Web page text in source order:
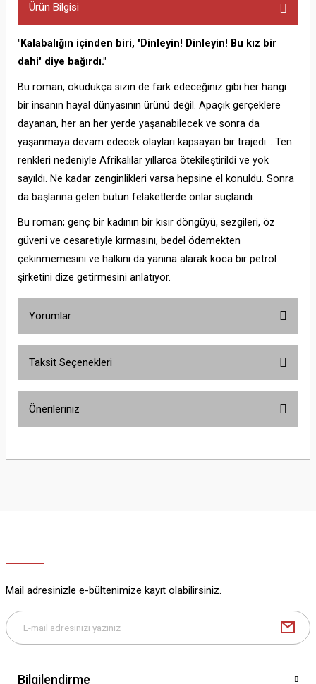
Ürün Bilgisi
"Kalabalığın içinden biri, 'Dinleyin! Dinleyin! Bu kız bir
dahi' diye bağırdı."
Bu roman, okudukça sizin de fark edeceğiniz gibi her hangi
bir insanın hayal dünyasının ürünü değil. Apaçık gerçeklere
dayanan, her an her yerde yaşanabilecek ve sonra da
yaşanmaya devam edecek olayları kapsayan bir trajedi... Ten
renkleri nedeniyle Afrikalılar yıllarca ötekileştirildi ve yok
sayıldı. Ne kadar zenginlikleri varsa hepsine el konuldu. Sonra
da başlarına gelen bütün felaketlerde onlar suçlandı.
Bu roman; genç bir kadının bir kısır döngüyü, sezgileri, öz
güveni ve cesaretiyle kırmasını, bedel ödemekten
çekinmemesini ve halkını da yanına alarak koca bir petrol
şirketini dize getirmesini anlatıyor.
Yorumlar
Taksit Seçenekleri
Önerileriniz
yetersiz gördüğünüz noktaları öneri formunu kullanarak tarafımıza
Bu ürüne benzer farklı alternatifler olmalı.
Mail adresinizle e-bültenimize kayıt olabilirsiniz.
Bilgilendirme